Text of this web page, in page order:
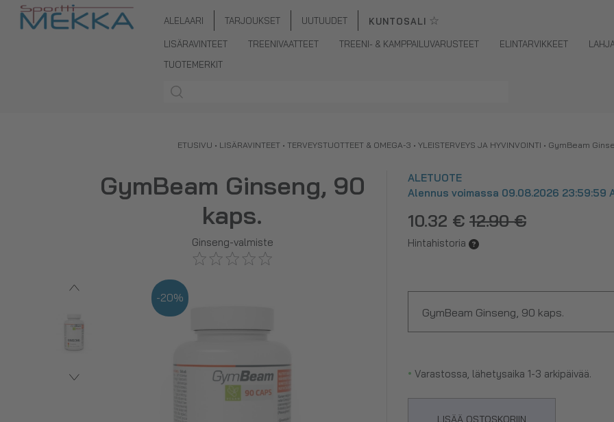
ALELAARI TARJOUKSET UUTUUDET KUNTOSALI ☆
LISÄRAVINTEET TREENIVAATTEET TREENI- & KAMPPAILUVARUSTEET ELINTARVIKKEET
TUOTEMERKIT
ETUSIVU • LISÄRAVINTEET • TERVEYSTUOTTEET & OMEGA-3 • YLEISTERVEYS JA HYVINVOINTI • GymBeam
GymBeam Ginseng, 90
kaps.
Ginseng-valmiste
-20%
GymBeam Ginseng, 90 kaps.
ALETUOTE
Alennus voimassa 09.08.2026 23:59:59
10.32 € 12.90 €
Hintahistoria
LISÄÄ OSTOSKORIIN
• Varastossa, lähetysaika 1-3 arkipäivää.